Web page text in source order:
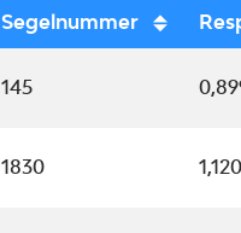
Segelnummer
145
1830 1,120